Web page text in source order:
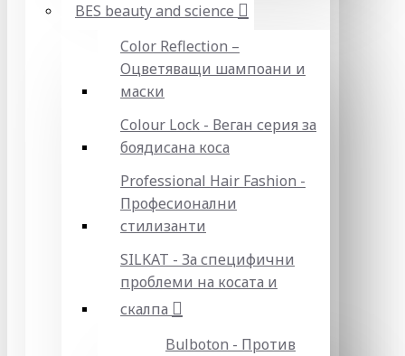
BES beauty and science
Color Reflection –
Оцветяващи шампоани и
маски
Colour Lock - Веган серия за
боядисана коса
Professional Hair Fashion -
Професионални
стилизанти
SILKAT - За специфични
проблеми на косата и
скалпа
Bulboton - Против